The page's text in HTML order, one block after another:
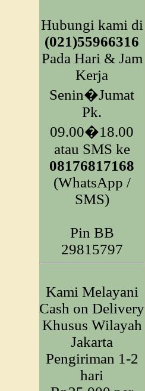
Hubungi kami di
(021)55966316
Pada Hari & Jam
Kerja
Senin�Jumat
Pk.
09.00�18.00
atau SMS ke
08176817168
(WhatsApp /
SMS)
Pin BB
29815797
Kami Melayani
Cash on Delivery
Khusus Wilayah
Jakarta
Pengiriman 1-2
hari